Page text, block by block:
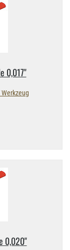
0,​017"
0,​020"